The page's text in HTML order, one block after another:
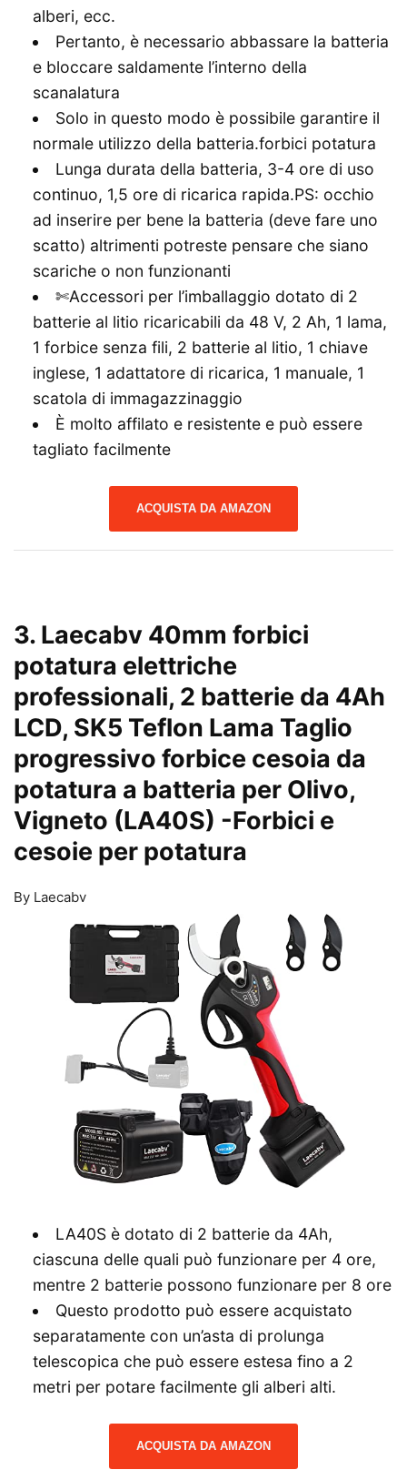
alberi, ecc.
Pertanto, è necessario abbassare la batteria
e bloccare saldamente l’interno della
scanalatura
Solo in questo modo è possibile garantire il
normale utilizzo della batteria.forbici potatura
Lunga durata della batteria, 3-4 ore di uso
continuo, 1,5 ore di ricarica rapida.PS: occhio
ad inserire per bene la batteria (deve fare uno
scatto) altrimenti potreste pensare che siano
scariche o non funzionanti
✄Accessori per l’imballaggio dotato di 2
batterie al litio ricaricabili da 48 V, 2 Ah, 1 lama,
1 forbice senza fili, 2 batterie al litio, 1 chiave
inglese, 1 adattatore di ricarica, 1 manuale, 1
scatola di immagazzinaggio
È molto affilato e resistente e può essere
tagliato facilmente
ACQUISTA DA AMAZON
3. Laecabv 40mm forbici
potatura elettriche
professionali, 2 batterie da 4Ah
LCD, SK5 Teflon Lama Taglio
progressivo forbice cesoia da
potatura a batteria per Olivo,
Vigneto (LA40S) -Forbici e
cesoie per potatura
By Laecabv
LA40S è dotato di 2 batterie da 4Ah,
ciascuna delle quali può funzionare per 4 ore,
mentre 2 batterie possono funzionare per 8 ore
Questo prodotto può essere acquistato
separatamente con un’asta di prolunga
telescopica che può essere estesa fino a 2
metri per potare facilmente gli alberi alti.
ACQUISTA DA AMAZON